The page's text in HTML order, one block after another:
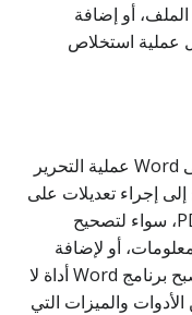
أو إضافة
عملية استخلاص
ثانياً، يسهل تحويل ملفات PDF العبرية إلى Word عملية التحرير
إلى إجراء تعديلات على
النصوص العبرية الموجودة في ملفات PDF، سواء لتصحيح
أو لإضافة
المزيد من التفاصيل. في هذه الحالات، يصبح برنامج Word أداة لا
والميزات التي